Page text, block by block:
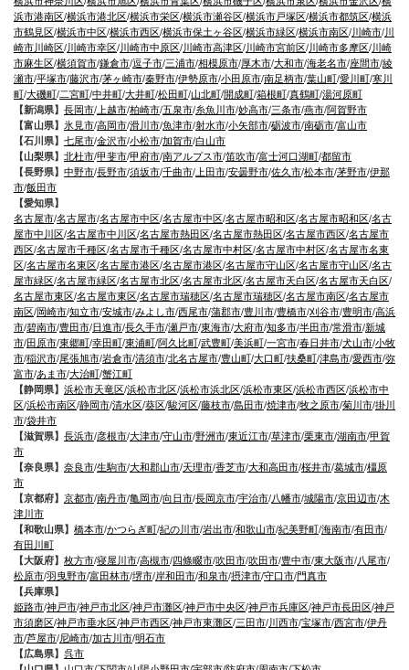
浜市港南区/横浜市港北区/横浜市栄区/横浜市瀬谷区/横浜市戸塚区/横浜市都筑区/横浜
市鶴見区/横浜市中区/横浜市西区/横浜市保土ヶ谷区/横浜市緑区/横浜市南区/川崎市/川
崎市川崎区/川崎市幸区/川崎市中原区/川崎市高津区/川崎市宮前区/川崎市多摩区/川崎
市麻生区/横須賀市/鎌倉市/逗子市/三浦市/相模原市/厚木市/大和市/海老名市/座間市/綾
瀬市/平塚市/藤沢市/茅ヶ崎市/秦野市/伊勢原市/小田原市/南足柄市/葉山町/愛川町/寒川
町/大磯町/二宮町/中井町/大井町/松田町/山北町/開成町/箱根町/真鶴町/湯河原町
【新潟県】 長岡市/ 上越市/柏崎市/五泉市/糸魚川市/妙高市/三条市/燕市/阿賀野市
【富山県】 氷見市/高岡市/滑川市/魚津市/射水市/小矢部市/砺波市/南砺市/富山市
【石川県】 七尾市/金沢市/小松市/加賀市/白山市
【山梨県】 北杜市/甲斐市/甲府市/南アルプス市/笛吹市/富士河口湖町/都留市
【長野県】 中野市/長野市/須坂市/千曲市/ 上田市/安曇野市/佐久市/松本市/茅野市/伊那
市/飯田市
【愛知県】
名古屋市/名古屋市/名古屋市中区/名古屋市中区/名古屋市昭和区/名古屋市昭和区/名古
屋市中川区/名古屋市中川区/名古屋市熱田区/名古屋市熱田区/名古屋市西区/名古屋市
西区/名古屋市千種区/名古屋市千種区/名古屋市中村区/名古屋市中村区/名古屋市名東
区/名古屋市名東区/名古屋市港区/名古屋市港区/名古屋市守山区/名古屋市守山区/名古
屋市緑区/名古屋市緑区/名古屋市北区/名古屋市北区/名古屋市天白区/名古屋市天白区/
名古屋市東区/名古屋市東区/名古屋市瑞穂区/名古屋市瑞穂区/名古屋市南区/名古屋市
南区/岡崎市/知立市/安城市/みよし市/西尾市/蒲郡市/豊川市/豊橋市/刈谷市/豊明市/高浜
市/碧南市/豊田市/日進市/長久手市/瀬戸市/東海市/大府市/知多市/半田市/常滑市/新城
市/田原市/東郷町/幸田町/東浦町/阿久比町/武豊町/美浜町/一宮市/春日井市/犬山市/小牧
市/稲沢市/尾張旭市/岩倉市/清須市/北名古屋市/豊山町/大口町/扶桑町/津島市/愛西市/弥
富市/あま市/大治町/蟹江町
【静岡県】 浜松市天竜区/浜松市北区/浜松市浜北区/浜松市東区/浜松市西区/浜松市中
区/浜松市南区/静岡市/清水区/葵区/駿河区/藤枝市/島田市/焼津市/牧之原市/菊川市/掛川
市/袋井市
【滋賀県】 長浜市/彦根市/大津市/守山市/野洲市/東近江市/草津市/栗東市/湖南市/甲賀
市
【奈良県】 奈良市/生駒市/大和郡山市/天理市/香芝市/大和高田市/桜井市/葛城市/橿原
市
【京都府】 京都市/南丹市/亀岡市/向日市/長岡京市/宇治市/八幡市/城陽市/京田辺市/木
津川市
【和歌山県】 橋本市/かつらぎ町/紀の川市/岩出市/和歌山市/紀美野町/海南市/有田市/
有田川町
【大阪府】 枚方市/寝屋川市/高槻市/四條畷市/吹田市/吹田市/豊中市/東大阪市/八尾市/
松原市/羽曳野市/富田林市/堺市/岸和田市/和泉市/摂津市/守口市/門真市
【兵庫県】
姫路市/神戸市/神戸市北区/神戸市灘区/神戸市中央区/神戸市兵庫区/神戸市長田区/神戸
市須磨区/神戸市垂水区/神戸市西区/神戸市東灘区/三田市/川西市/宝塚市/西宮市/伊丹
市/芦屋市/尼崎市/加古川市/明石市
【広島県】 呉市